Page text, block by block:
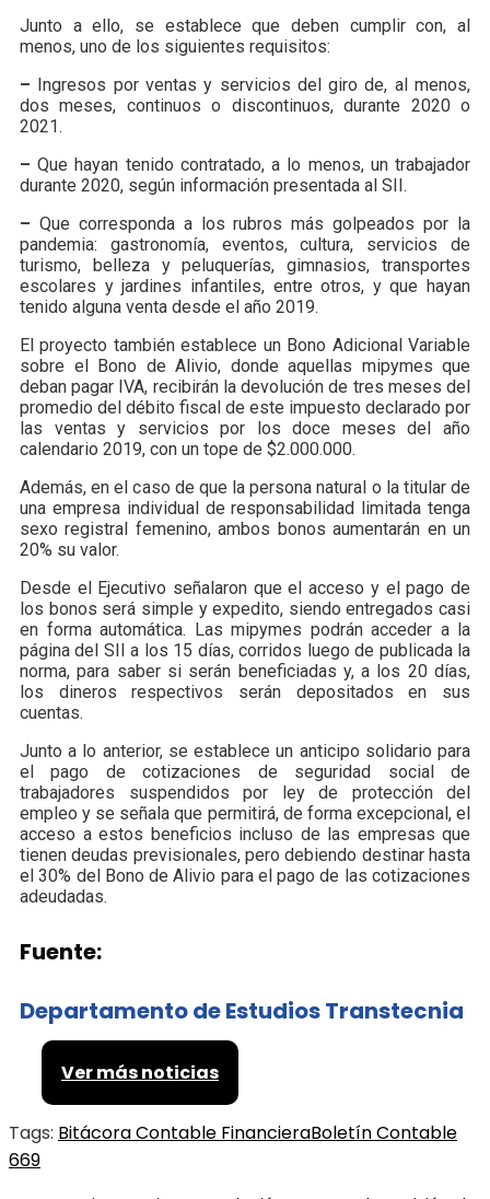
Junto a ello, se establece que deben cumplir con, al
menos, uno de los siguientes requisitos:
– Ingresos por ventas y servicios del giro de, al menos,
dos meses, continuos o discontinuos, durante 2020 o
2021.
– Que hayan tenido contratado, a lo menos, un trabajador
durante 2020, según información presentada al SII.
– Que corresponda a los rubros más golpeados por la
pandemia: gastronomía, eventos, cultura, servicios de
turismo, belleza y peluquerías, gimnasios, transportes
escolares y jardines infantiles, entre otros, y que hayan
tenido alguna venta desde el año 2019.
El proyecto también establece un Bono Adicional Variable
sobre el Bono de Alivio, donde aquellas mipymes que
deban pagar IVA, recibirán la devolución de tres meses del
promedio del débito fiscal de este impuesto declarado por
las ventas y servicios por los doce meses del año
calendario 2019, con un tope de $2.000.000.
Además, en el caso de que la persona natural o la titular de
una empresa individual de responsabilidad limitada tenga
sexo registral femenino, ambos bonos aumentarán en un
20% su valor.
Desde el Ejecutivo señalaron que el acceso y el pago de
los bonos será simple y expedito, siendo entregados casi
en forma automática. Las mipymes podrán acceder a la
página del SII a los 15 días, corridos luego de publicada la
norma, para saber si serán beneficiadas y, a los 20 días,
los dineros respectivos serán depositados en sus
cuentas.
Junto a lo anterior, se establece un anticipo solidario para
el pago de cotizaciones de seguridad social de
trabajadores suspendidos por ley de protección del
empleo y se señala que permitirá, de forma excepcional, el
acceso a estos beneficios incluso de las empresas que
tienen deudas previsionales, pero debiendo destinar hasta
el 30% del Bono de Alivio para el pago de las cotizaciones
adeudadas.
Fuente:
Departamento de Estudios Transtecnia
Ver más noticias
Tags: Bitácora Contable FinancieraBoletín Contable
669